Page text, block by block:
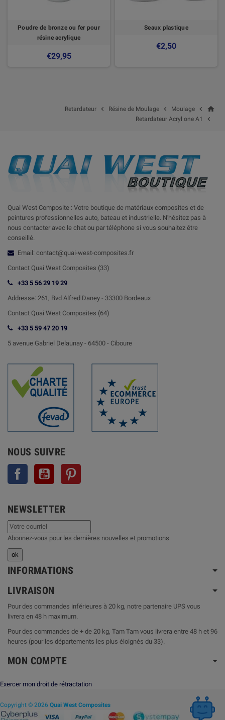
Poudre de bronze ou fer pour
résine acrylique
€29,95
Seaux plastique
€2,50
home

Moulage

Résine de Moulage

Retardateur

Retardateur Acryl one A1
Quai West Composite : Votre boutique de matériaux composites et de
peintures professionnelles auto, bateau et industrielle. N'hésitez pas à
nous contacter avec le chat ou par téléphone si vous souhaitez être
conseillé.
Email: contact@quai-west-composites.fr
Contact Quai West Composites (33)
+33 5 56 29 19 29
Addresse: 261, Bvd Alfred Daney - 33300 Bordeaux
Contact Quai West Composites (64)
+33 5 59 47 20 19
5 avenue Gabriel Delaunay - 64500 - Ciboure
NOUS SUIVRE
Facebook YouTube
NEWSLETTER
Abonnez-vous pour les dernières nouvelles et promotions
INFORMATIONS
LIVRAISON
Pour des commandes inférieures à 20 kg, notre partenaire UPS vous
livrera en 48 h maximum.
Pour des commandes de + de 20 kg, Tam Tam vous livrera entre 48 h et 96
heures (pour les départements les plus éloignés du 33).
MON COMPTE
Exercer mon droit de rétractation
Copyright © 2026 Quai West Composites